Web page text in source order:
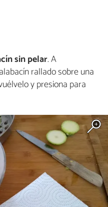
sin pelar. A
rallado sobre una
y presiona para